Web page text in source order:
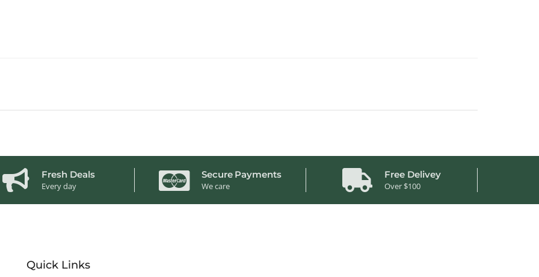
Fresh Deals
Every day
Secure Payments
We care
Free Delivey
Over $100
Quick Links